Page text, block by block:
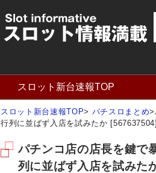
スロット新台速報TOP
スロット新台速報TOP> パチスロまとめ>
行列に並ばず入店を試みたか [567637504]
パチンコ店の店長を鍵で
列に並ばず入店を試みた